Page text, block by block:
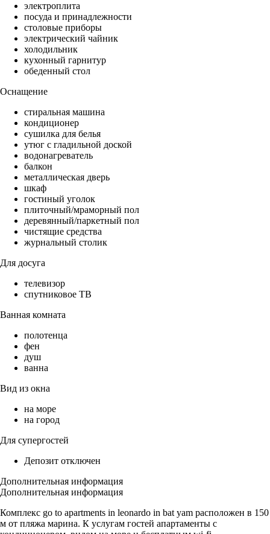
электроплита
посуда и принадлежности
столовые приборы
электрический чайник
холодильник
кухонный гарнитур
обеденный стол
Оснащение
стиральная машина
кондиционер
сушилка для белья
утюг с гладильной доской
водонагреватель
балкон
металлическая дверь
шкаф
гостиный уголок
плиточный/мраморный пол
деревянный/паркетный пол
чистящие средства
журнальный столик
Для досуга
телевизор
спутниковое ТВ
Ванная комната
полотенца
фен
душ
ванна
Вид из окна
на море
на город
Для супергостей
Депозит отключен
Дополнительная информация
Дополнительная информация
Комплекс go to apartments in leonardo in bat yam расположен в 150
м от пляжа марина. К услугам гостей апартаменты с